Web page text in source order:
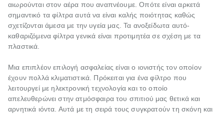
αιωρούνται στον αέρα που αναπνέουμε. Οπότε είναι αρκετά
σημαντικό τα φίλτρα αυτά να είναι καλής ποιότητας καθώς
σχετίζονται άμεσα με την υγεία μας. Τα ανοξείδωτα αυτό-
καθαριζόμενα φίλτρα γενικά είναι προτιμητέα σε σχέση με τα
πλαστικά.
Μια επιπλέον επιλογή ασφαλείας είναι ο ιονιστής τον οποίον
έχουν πολλά κλιματιστικά. Πρόκειται για ένα φίλτρο που
λειτουργεί με ηλεκτρονική τεχνολογία και το οποίο
απελευθερώνει στην ατμόσφαιρα του σπιτιού μας θετικά και
αρνητικά ιόντα. Αυτά με τη σειρά τους συγκρατούν τη σκόνη και